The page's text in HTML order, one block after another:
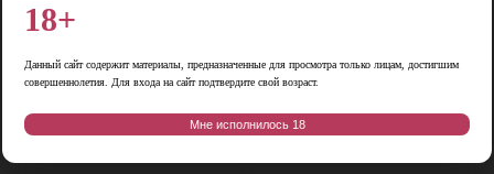
18+
Данный сайт содержит материалы, предназначенные для просмотра только лицам, достигшим
совершеннолетия. Для входа на сайт подтвердите свой возраст.
Мне исполнилось 18